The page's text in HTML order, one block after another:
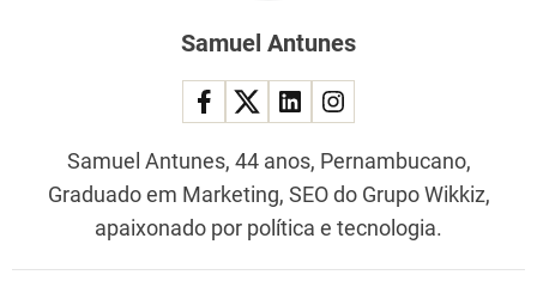
Samuel Antunes
Samuel Antunes, 44 anos, Pernambucano,
Graduado em Marketing, SEO do Grupo Wikkiz,
apaixonado por política e tecnologia.